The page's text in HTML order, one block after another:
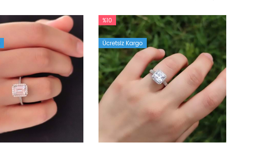
%10
Ücretsiz Kargo